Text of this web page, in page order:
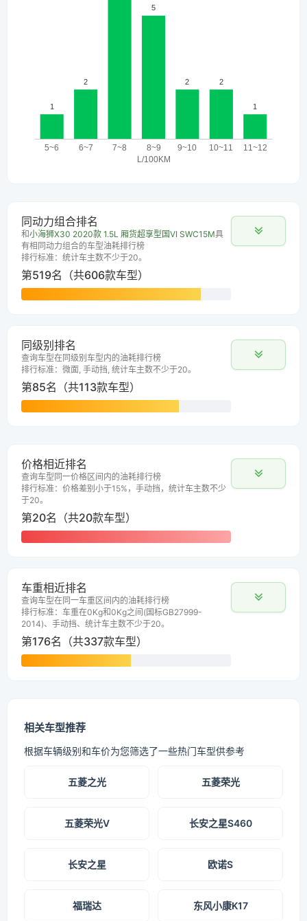
同动力组合排名
和小海狮X30 2020款 1.5L 厢货超享型国VI SWC15M具
有相同动力组合的车型油耗排行榜
排行标准：统计车主数不少于20。
第519名（共606款车型）
同级别排名
查询车型在同级别车型内的油耗排行榜
排行标准：微面, 手动挡, 统计车主数不少于20。
第85名（共113款车型）
价格相近排名
查询车型同一价格区间内的油耗排行榜
排行标准：价格差别小于15%，手动挡，统计车主数不少
于20。
第20名（共20款车型）
车重相近排名
查询车型在同一车重区间内的油耗排行榜
排行标准：车重在0Kg和0Kg之间(国标GB27999-
2014)、手动挡、统计车主数不少于20。
第176名（共337款车型）
相关车型推荐
根据车辆级别和车价为您筛选了一些热门车型供参考
五菱之光 五菱荣光
五菱荣光V 长安之星S460
长安之星 欧诺S
福瑞达 东风小康K17